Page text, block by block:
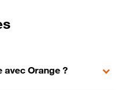
Orange ?